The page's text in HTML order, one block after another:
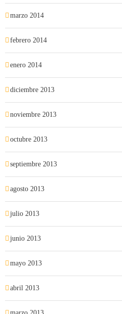
marzo 2014
febrero 2014
enero 2014
diciembre 2013
noviembre 2013
octubre 2013
septiembre 2013
agosto 2013
julio 2013
junio 2013
mayo 2013
abril 2013